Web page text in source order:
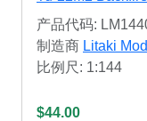
产品代码:
制造商 Litaki
比例尺: 1:144
$44.00